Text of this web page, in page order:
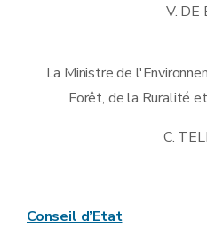
V. DE
La Ministre de
Forêt, de la Ruralité
C.
Conseil d’Etat